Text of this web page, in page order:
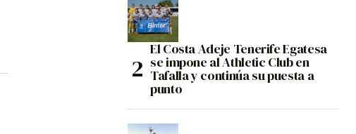
El Costa Adeje Tenerife Egatesa
se impone al Athletic Club en
Tafalla y continúa su puesta a
punto